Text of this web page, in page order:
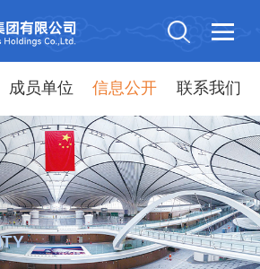
成员单位 信息公开 联系我们